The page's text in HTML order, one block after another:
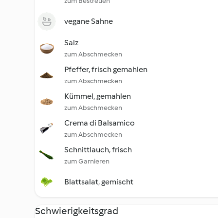
vegane Sahne
Salz
zum Abschmecken
Pfeffer, frisch gemahlen
zum Abschmecken
Kümmel, gemahlen
zum Abschmecken
Crema di Balsamico
zum Abschmecken
Schnittlauch, frisch
zum Garnieren
Blattsalat, gemischt
Schwierigkeitsgrad